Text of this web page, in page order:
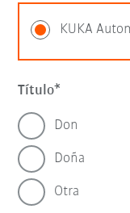
KUKA
Título
Don
Doña
Otra